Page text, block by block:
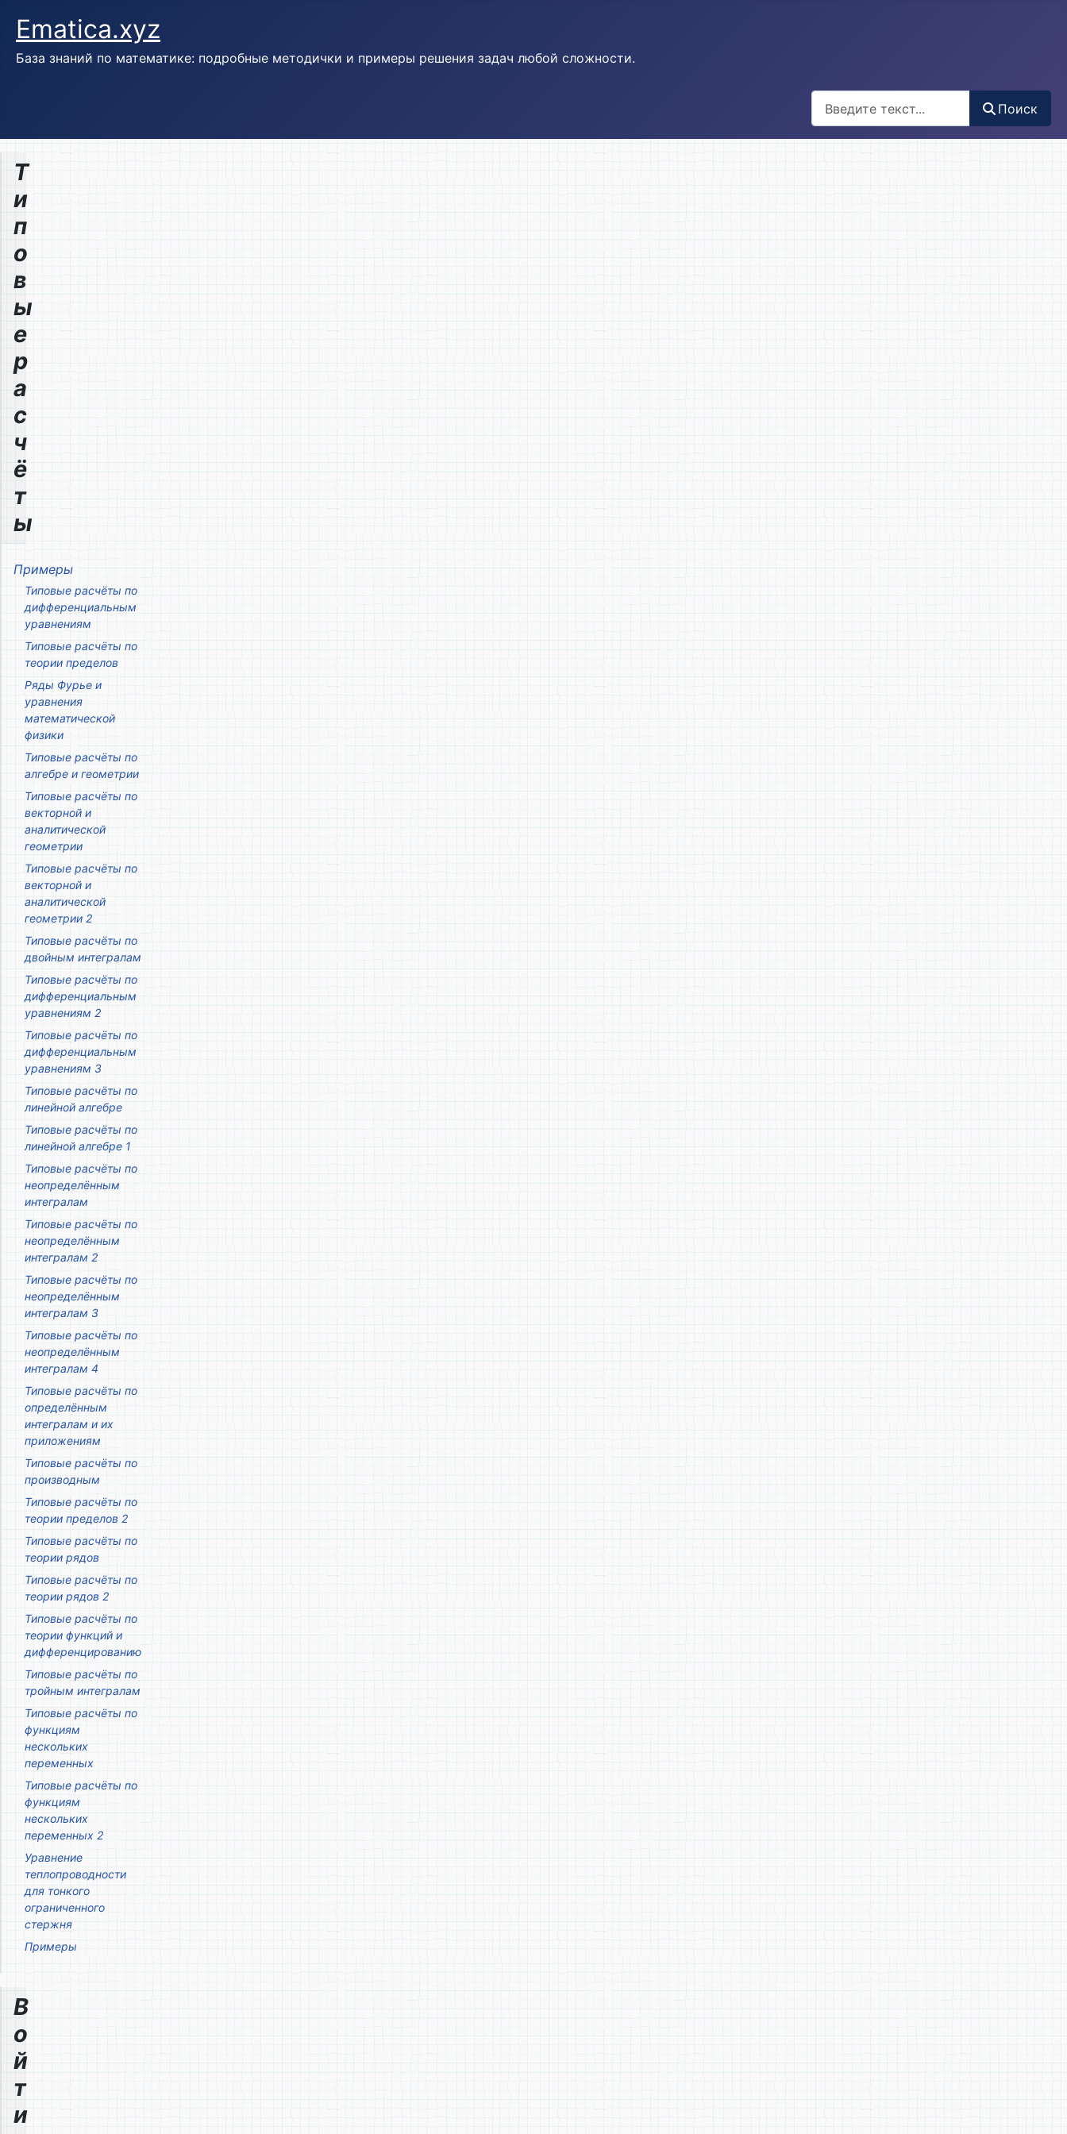
Ematica.xyz
База знаний по математике: подробные методички и примеры решения задач любой сложности.
Поиск
Т
и
п
о
в
ы
е
р
а
с
ч
ё
т
ы
Примеры
Типовые расчёты по
дифференциальным
уравнениям
Типовые расчёты по
теории пределов
Ряды Фурье и
уравнения
математической
физики
Типовые расчёты по
алгебре и геометрии
Типовые расчёты по
векторной и
аналитической
геометрии
Типовые расчёты по
векторной и
аналитической
геометрии 2
Типовые расчёты по
двойным интегралам
Типовые расчёты по
дифференциальным
уравнениям 2
Типовые расчёты по
дифференциальным
уравнениям 3
Типовые расчёты по
линейной алгебре
Типовые расчёты по
линейной алгебре 1
Типовые расчёты по
неопределённым
интегралам
Типовые расчёты по
неопределённым
интегралам 2
Типовые расчёты по
неопределённым
интегралам 3
Типовые расчёты по
неопределённым
интегралам 4
Типовые расчёты по
определённым
интегралам и их
приложениям
Типовые расчёты по
производным
Типовые расчёты по
теории пределов 2
Типовые расчёты по
теории рядов
Типовые расчёты по
теории рядов 2
Типовые расчёты по
теории функций и
дифференцированию
Типовые расчёты по
тройным интегралам
Типовые расчёты по
функциям
нескольких
переменных
Типовые расчёты по
функциям
нескольких
переменных 2
Уравнение
теплопроводности
для тонкого
ограниченного
стержня
Примеры
В
о
й
т
и